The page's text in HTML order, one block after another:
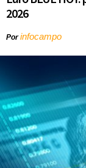
2026
Porinfocampo